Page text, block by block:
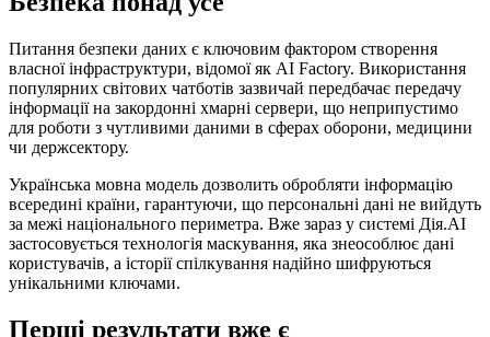
Питання безпеки даних є ключовим фактором створення
власної інфраструктури, відомої як AI Factory. Використання
популярних світових чатботів зазвичай передбачає передачу
інформації на закордонні хмарні сервери, що неприпустимо
для роботи з чутливими даними в сферах оборони, медицини
чи держсектору.
Українська мовна модель дозволить обробляти інформацію
всередині країни, гарантуючи, що персональні дані не вийдуть
за межі національного периметра. Вже зараз у системі Дія.АІ
застосовується технологія маскування, яка знеособлює дані
користувачів, а історії спілкування надійно шифруються
унікальними ключами.
Перші результати вже є